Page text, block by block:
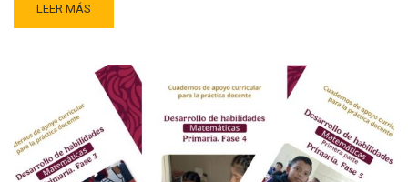
READ
MORE
CUADERNOS
APOYO
CURRICULAR,
¿FAVORECEN
LA
LEER MÁS